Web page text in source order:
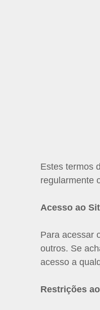
Estes termos
regularmente
Acesso ao
Para acessar
outros. Se
acesso a
Restrições